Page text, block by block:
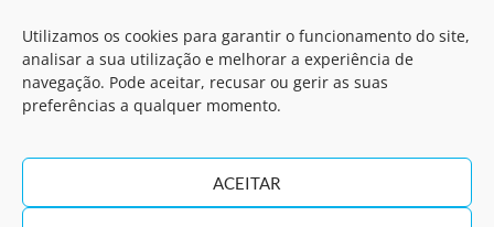
Utilizamos os cookies para garantir o funcionamento do site,
analisar a sua utilização e melhorar a experiência de
navegação. Pode aceitar, recusar ou gerir as suas
preferências a qualquer momento.
ACEITAR
Politique de Confidentialité
Code de Conduite
Termes d'Utilization